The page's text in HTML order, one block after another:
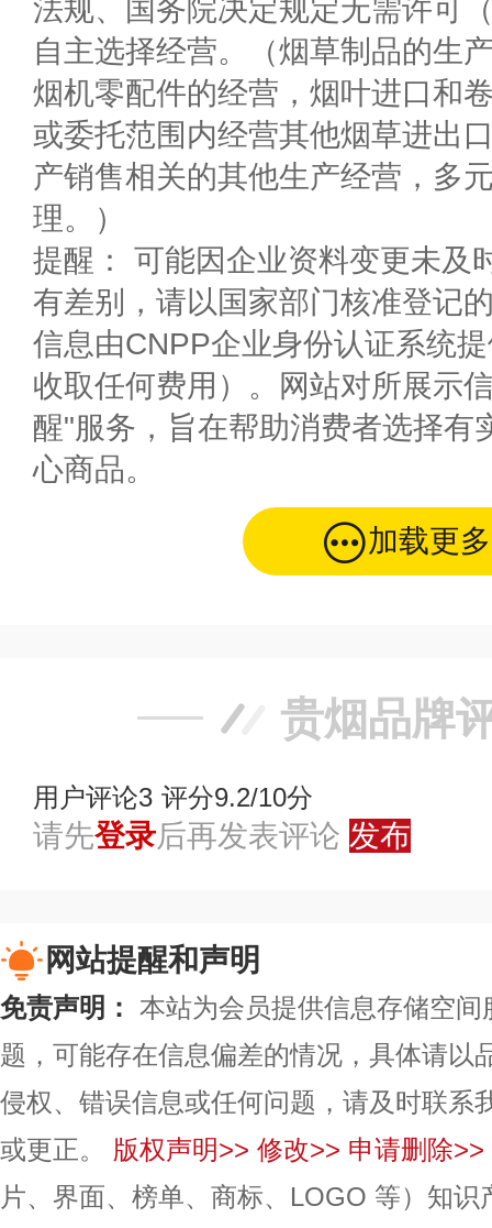
法规、国务院决定规定无需许可
自主选择经营。（烟草制品的生
烟机零配件的经营，烟叶进口和
或委托范围内经营其他烟草进出
产销售相关的其他生产经营，多
理。）
提醒： 可能因企业资料变更未及
有差别，请以国家部门核准登记
信息由CNPP企业身份认证系统
收取任何费用）。网站对所展示
醒"服务，旨在帮助消费者选择有
心商品。
加载更多
贵烟品牌
用户评论3 评分9.2/10分
请先登录后再发表评论 发布
网站提醒和声明
免责声明： 本站为会员提供信息存储空
题，可能存在信息偏差的情况，具体请以
侵权、错误信息或任何问题，请及时联系
或更正。
版权声明>> 修改>> 申请删除>>
片、界面、榜单、商标、LOGO 等）知